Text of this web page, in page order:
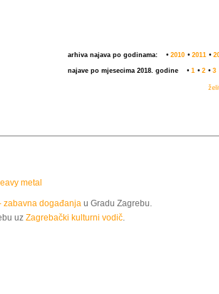
arhiva najava po godinama: • 2010 • 2011 •
najave po mjesecima 2018. godine • 1 • 2 • 3
metal
zabavna događanja u Gradu Zagrebu.
uz Zagrebački kulturni vodič.